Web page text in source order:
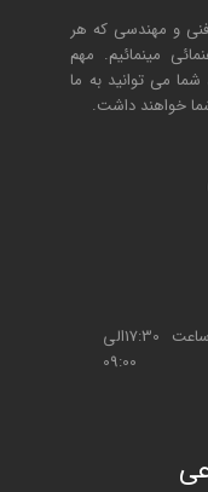
و مهندسی که هر
مینمائیم. مهم
می توانید به ما
خواهند داشت.
شنبه تا چهارشنبه از ساعت 17:30الی
09:00